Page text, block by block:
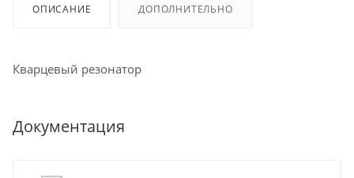
ОПИСАНИЕ ДОПОЛНИТЕЛЬНО
Кварцевый резонатор
Документация